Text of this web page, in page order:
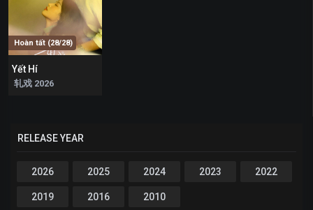
Hoàn tất (28/28)
Yết Hí
轧戏 2026
RELEASE YEAR
2026 2025 2024 2023 2022
2019 2016 2010